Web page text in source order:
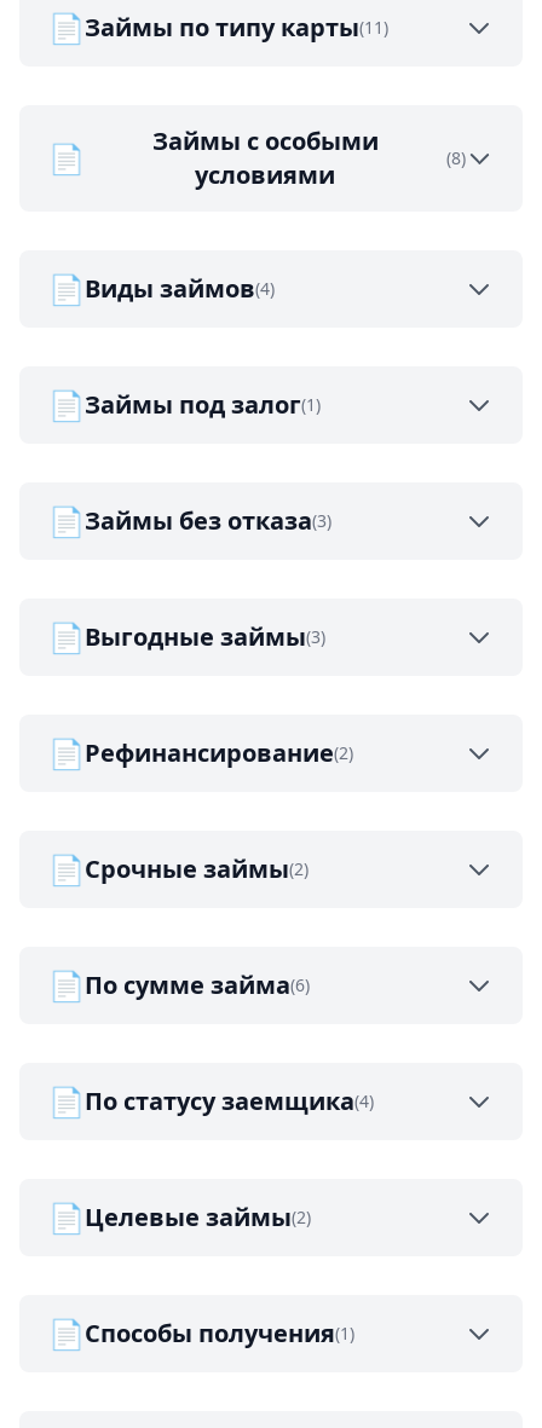
📄Займы по типу карты(11)
📄
Займы с особыми
условиями
(8)
📄Виды займов(4)
📄Займы под залог(1)
📄Займы без отказа(3)
📄Выгодные займы(3)
📄Рефинансирование(2)
📄Срочные займы(2)
📄По сумме займа(6)
📄По статусу заемщика(4)
📄Целевые займы(2)
📄Способы получения(1)